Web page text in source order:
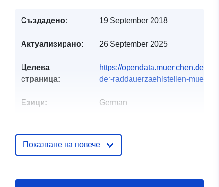
Създадено: 19 September 2018
Актуализирано: 26 September 2025
Целева
страница:
https://opendata.muenchen.de/
der-raddauerzaehlstellen-
Езици: German
Показване на повече